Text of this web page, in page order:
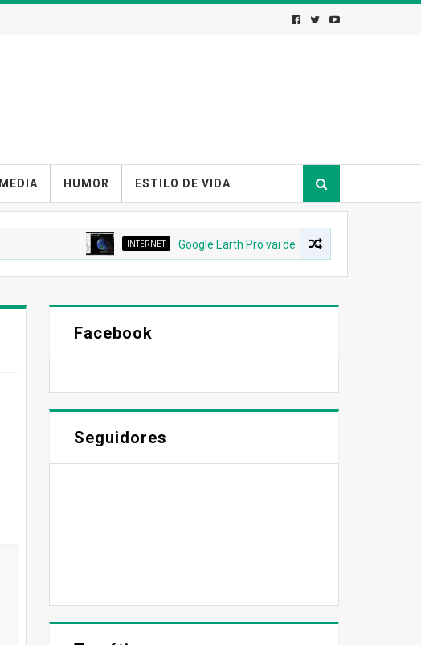
MEDIA HUMOR ESTILO DE VIDA
INTERNET Google Earth Pro vai desaparecer: Google confirma
Facebook
Seguidores